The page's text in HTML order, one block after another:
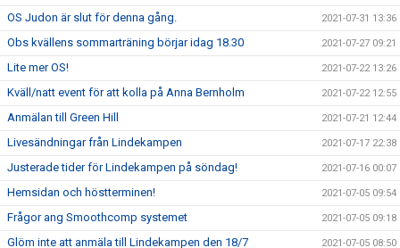
OS Judon är slut för denna gång. 2021-07-31 13:36
Obs kvällens sommarträning börjar idag 18.30 2021-07-27 09:21
Lite mer OS! 2021-07-22 13:26
Kväll/natt event för att kolla på Anna Bernholm 2021-07-22 12:55
Anmälan till Green Hill 2021-07-21 12:44
Livesändningar från Lindekampen 2021-07-17 22:38
Justerade tider för Lindekampen på söndag! 2021-07-16 00:07
Hemsidan och höstterminen! 2021-07-05 09:54
Frågor ang Smoothcomp systemet 2021-07-05 09:18
Glöm inte att anmäla till Lindekampen den 18/7 2021-07-05 08:50